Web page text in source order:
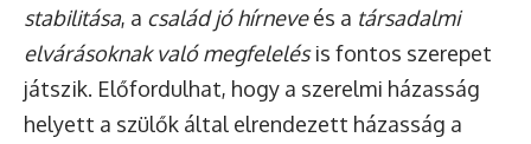
stabilitása, a család jó hírneveés a társadalmi
elvárásoknak való megfelelésis fontos szerepet
játszik. Előfordulhat, hogy a szerelmi házasság
helyett a szülők által elrendezett házasság a